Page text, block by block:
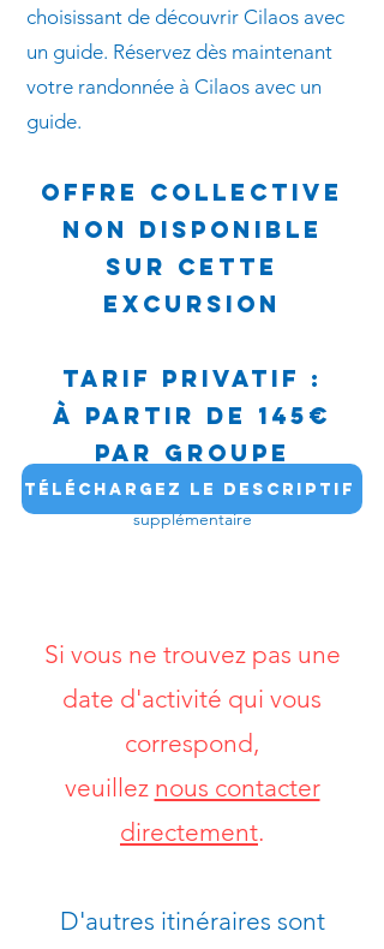
choisissant de découvrir Cilaos avec
un guide. Réservez dès maintenant
votre randonnée à Cilaos avec un
guide.
OFFRE COLLECTIVE
NON DISPONIBLE
SUR CETTE
EXCURSION
Tarif privatif :
à partir de 145€
par groupe
Jusqu'à 5 personnes, puis 20€/personne
supplémentaire
Si vous ne trouvez pas une
date d'activité qui vous
correspond,
veuillez nous contacter
directement.
D'autres itinéraires sont
Téléchargez le descriptif